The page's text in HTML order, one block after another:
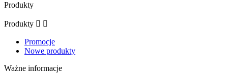
Produkty
Produkty  
Promocje
Nowe produkty
Ważne informacje